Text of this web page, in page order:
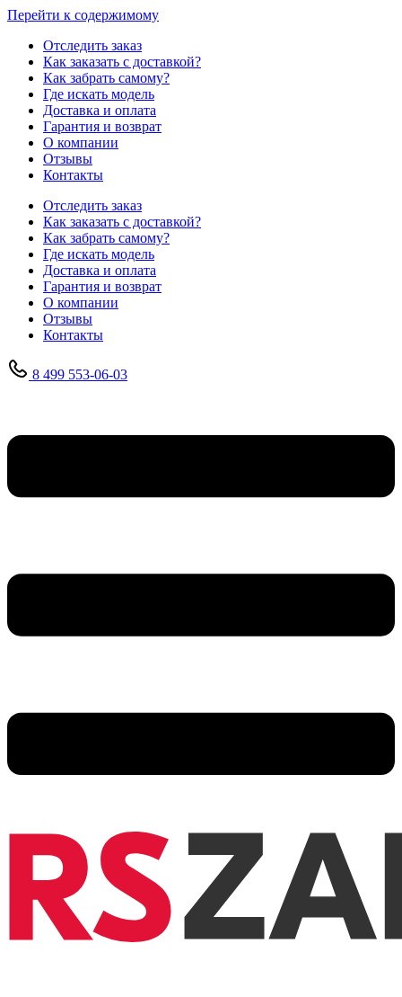
Перейти к содержимому
Отследить заказ
Как заказать с доставкой?
Как забрать самому?
Где искать модель
Доставка и оплата
Гарантия и возврат
О компании
Отзывы
Контакты
Отследить заказ
Как заказать с доставкой?
Как забрать самому?
Где искать модель
Доставка и оплата
Гарантия и возврат
О компании
Отзывы
Контакты
8 499 553-06-03